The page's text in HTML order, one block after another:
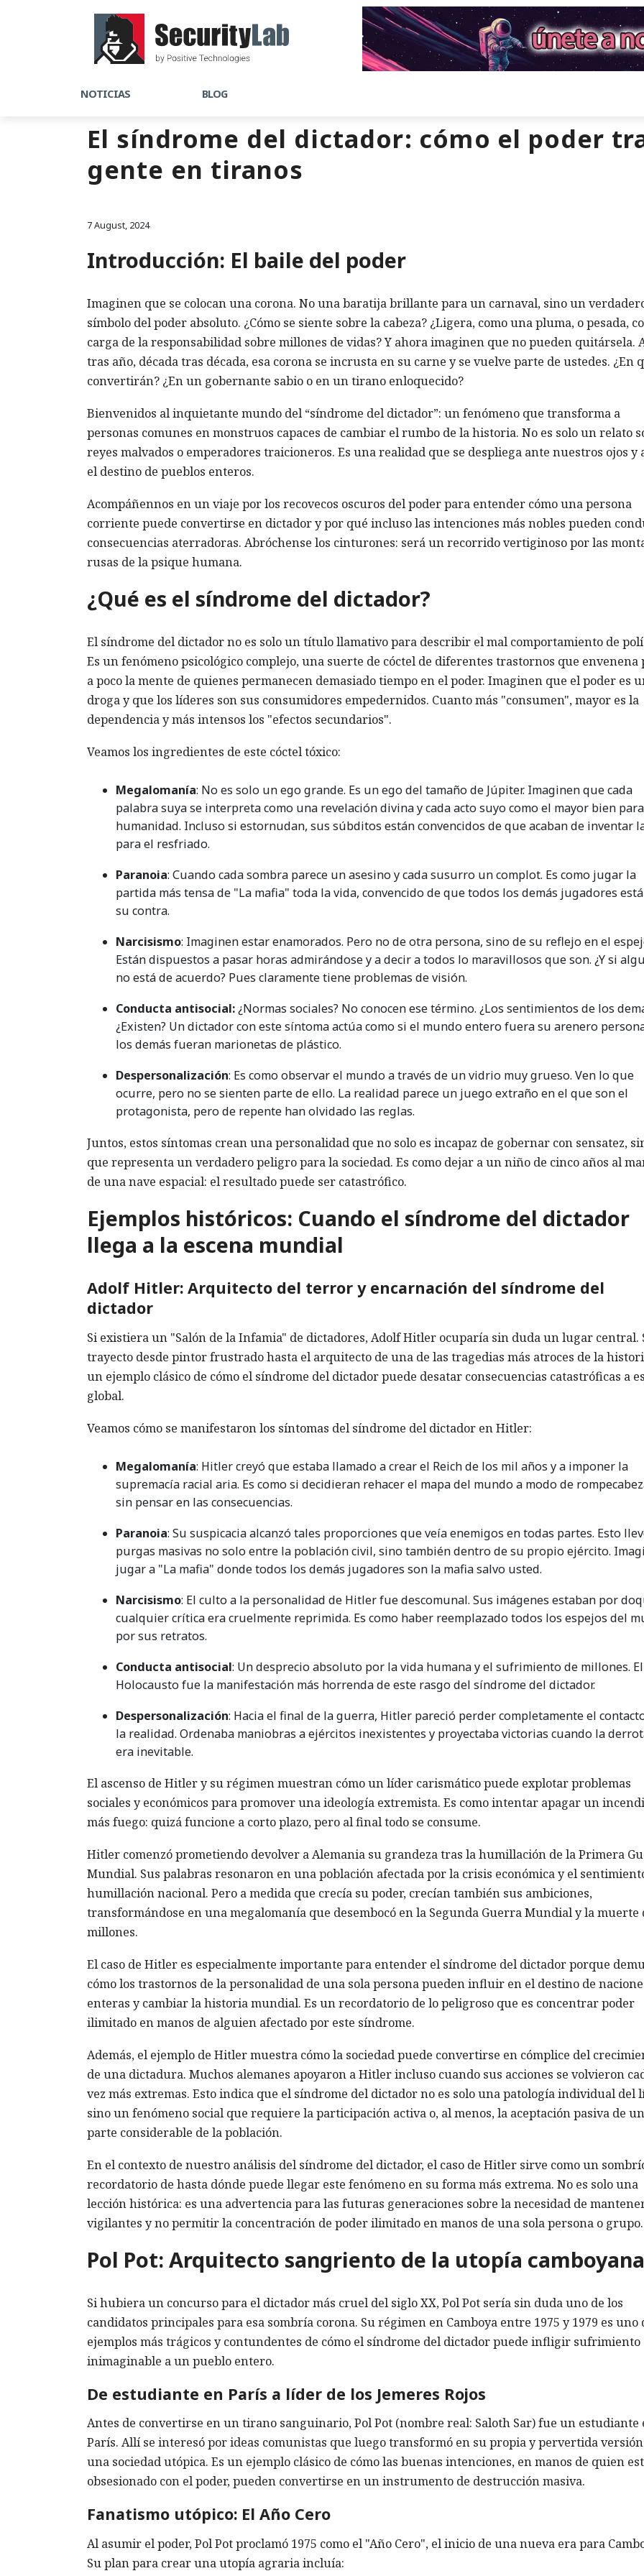
NOTICIAS BLOG
El síndrome del dictador: cómo el poder
gente en tiranos
7 August, 2024
Introducción: El baile del poder
Imaginen que se colocan una corona. No una baratija brillante para un carnaval, sino un
símbolo del poder absoluto. ¿Cómo se siente sobre la cabeza? ¿Ligera, como una pluma, o pesada,
carga de la responsabilidad sobre millones de vidas? Y ahora imaginen que no pueden quitársela.
tras año, década tras década, esa corona se incrusta en su carne y se vuelve parte de ustedes. ¿En
convertirán? ¿En un gobernante sabio o en un tirano enloquecido?
Bienvenidos al inquietante mundo del “síndrome del dictador”: un fenómeno que transforma a
personas comunes en monstruos capaces de cambiar el rumbo de la historia. No es solo un relato
reyes malvados o emperadores traicioneros. Es una realidad que se despliega ante nuestros ojos y
el destino de pueblos enteros.
Acompáñennos en un viaje por los recovecos oscuros del poder para entender cómo una persona
corriente puede convertirse en dictador y por qué incluso las intenciones más nobles pueden
consecuencias aterradoras. Abróchense los cinturones: será un recorrido vertiginoso por las
rusas de la psique humana.
¿Qué es el síndrome del dictador?
El síndrome del dictador no es solo un título llamativo para describir el mal comportamiento de
Es un fenómeno psicológico complejo, una suerte de cóctel de diferentes trastornos que envenena
a poco la mente de quienes permanecen demasiado tiempo en el poder. Imaginen que el poder es
droga y que los líderes son sus consumidores empedernidos. Cuanto más "consumen", mayor es la
dependencia y más intensos los "efectos secundarios".
Veamos los ingredientes de este cóctel tóxico:
Megalomanía: No es solo un ego grande. Es un ego del tamaño de Júpiter. Imaginen que cada
palabra suya se interpreta como una revelación divina y cada acto suyo como el mayor bien
humanidad. Incluso si estornudan, sus súbditos están convencidos de que acaban de inventar
para el resfriado.
Paranoia: Cuando cada sombra parece un asesino y cada susurro un complot. Es como jugar la
partida más tensa de "La mafia" toda la vida, convencido de que todos los demás jugadores
su contra.
Narcisismo: Imaginen estar enamorados. Pero no de otra persona, sino de su reflejo en el
Están dispuestos a pasar horas admirándose y a decir a todos lo maravillosos que son. ¿Y si
no está de acuerdo? Pues claramente tiene problemas de visión.
Conducta antisocial:¿Normas sociales? No conocen ese término. ¿Los sentimientos de los
¿Existen? Un dictador con este síntoma actúa como si el mundo entero fuera su arenero
los demás fueran marionetas de plástico.
Despersonalización: Es como observar el mundo a través de un vidrio muy grueso. Ven lo que
ocurre, pero no se sienten parte de ello. La realidad parece un juego extraño en el que son el
protagonista, pero de repente han olvidado las reglas.
Juntos, estos síntomas crean una personalidad que no solo es incapaz de gobernar con sensatez,
que representa un verdadero peligro para la sociedad. Es como dejar a un niño de cinco años al
de una nave espacial: el resultado puede ser catastrófico.
Ejemplos históricos: Cuando el síndrome del dictador
llega a la escena mundial
Adolf Hitler: Arquitecto del terror y encarnación del síndrome del
dictador
Si existiera un "Salón de la Infamia" de dictadores, Adolf Hitler ocuparía sin duda un lugar central.
trayecto desde pintor frustrado hasta el arquitecto de una de las tragedias más atroces de la
un ejemplo clásico de cómo el síndrome del dictador puede desatar consecuencias catastróficas a
global.
Veamos cómo se manifestaron los síntomas del síndrome del dictador en Hitler:
Megalomanía: Hitler creyó que estaba llamado a crear el Reich de los mil años y a imponer la
supremacía racial aria. Es como si decidieran rehacer el mapa del mundo a modo de
sin pensar en las consecuencias.
Paranoia: Su suspicacia alcanzó tales proporciones que veía enemigos en todas partes. Esto
purgas masivas no solo entre la población civil, sino también dentro de su propio ejército.
jugar a "La mafia" donde todos los demás jugadores son la mafia salvo usted.
Narcisismo: El culto a la personalidad de Hitler fue descomunal. Sus imágenes estaban por
cualquier crítica era cruelmente reprimida. Es como haber reemplazado todos los espejos del
por sus retratos.
Conducta antisocial: Un desprecio absoluto por la vida humana y el sufrimiento de millones. El
Holocausto fue la manifestación más horrenda de este rasgo del síndrome del dictador.
Despersonalización: Hacia el final de la guerra, Hitler pareció perder completamente el
la realidad. Ordenaba maniobras a ejércitos inexistentes y proyectaba victorias cuando la
era inevitable.
El ascenso de Hitler y su régimen muestran cómo un líder carismático puede explotar problemas
sociales y económicos para promover una ideología extremista. Es como intentar apagar un
más fuego: quizá funcione a corto plazo, pero al final todo se consume.
Hitler comenzó prometiendo devolver a Alemania su grandeza tras la humillación de la Primera
Mundial. Sus palabras resonaron en una población afectada por la crisis económica y el
humillación nacional. Pero a medida que crecía su poder, crecían también sus ambiciones,
transformándose en una megalomanía que desembocó en la Segunda Guerra Mundial y la muerte
millones.
El caso de Hitler es especialmente importante para entender el síndrome del dictador porque
cómo los trastornos de la personalidad de una sola persona pueden influir en el destino de
enteras y cambiar la historia mundial. Es un recordatorio de lo peligroso que es concentrar poder
ilimitado en manos de alguien afectado por este síndrome.
Además, el ejemplo de Hitler muestra cómo la sociedad puede convertirse en cómplice del
de una dictadura. Muchos alemanes apoyaron a Hitler incluso cuando sus acciones se volvieron
vez más extremas. Esto indica que el síndrome del dictador no es solo una patología individual del
sino un fenómeno social que requiere la participación activa o, al menos, la aceptación pasiva de
parte considerable de la población.
En el contexto de nuestro análisis del síndrome del dictador, el caso de Hitler sirve como un
recordatorio de hasta dónde puede llegar este fenómeno en su forma más extrema. No es solo una
lección histórica: es una advertencia para las futuras generaciones sobre la necesidad de
vigilantes y no permitir la concentración de poder ilimitado en manos de una sola persona o grupo.
Pol Pot: Arquitecto sangriento de la utopía camboyana
Si hubiera un concurso para el dictador más cruel del siglo XX, Pol Pot sería sin duda uno de los
candidatos principales para esa sombría corona. Su régimen en Camboya entre 1975 y 1979 es uno
ejemplos más trágicos y contundentes de cómo el síndrome del dictador puede infligir sufrimiento
inimaginable a un pueblo entero.
De estudiante en París a líder de los Jemeres Rojos
Antes de convertirse en un tirano sanguinario, Pol Pot (nombre real: Saloth Sar) fue un estudiante
París. Allí se interesó por ideas comunistas que luego transformó en su propia y pervertida
una sociedad utópica. Es un ejemplo clásico de cómo las buenas intenciones, en manos de quien
obsesionado con el poder, pueden convertirse en un instrumento de destrucción masiva.
Fanatismo utópico: El Año Cero
Al asumir el poder, Pol Pot proclamó 1975 como el "Año Cero", el inicio de una nueva era para
Su plan para crear una utopía agraria incluía: